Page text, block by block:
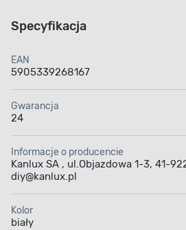
Specyfikacja
EAN
5905339268167
Gwarancja
24
Informacje o producencie
Kanlux SA , ul.Objazdowa 1-3, 41-
diy@kanlux.pl
Kolor
biały